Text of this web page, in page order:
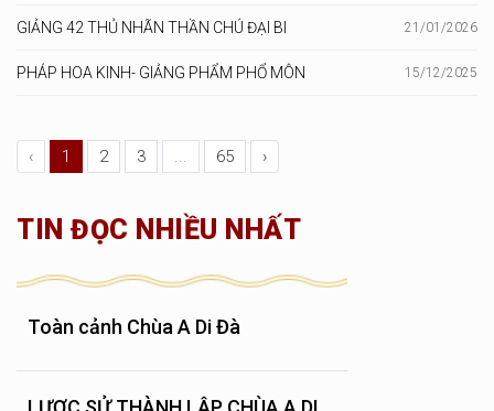
GIẢNG 42 THỦ NHÃN THẦN CHÚ ĐẠI BI 21/01/2026
PHÁP HOA KINH- GIẢNG PHẨM PHỔ MÔN 15/12/2025
‹ 1 2 3 ... 65 ›
TIN ĐỌC NHIỀU NHẤT
Toàn cảnh Chùa A Di Đà